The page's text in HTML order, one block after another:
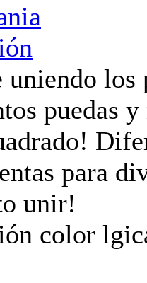
uniendo los
puedas
para
unir!
color